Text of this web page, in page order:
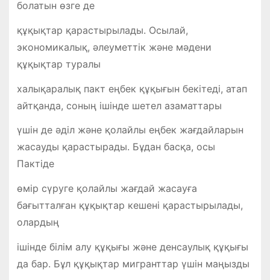
болатын өзге де
құқықтар қарастырылады. Осылай,
экономикалық, әлеуметтік және мәдени
құқықтар туралы
халықаралық пакт еңбек құқығын бекітеді, атап
айтқанда, соның ішінде шетел азаматтары
үшін де әділ және қолайлы еңбек жағдайларын
жасауды қарастырады. Бұдан басқа, осы
Пактіде
өмір сүруге қолайлы жағдай жасауға
бағытталған құқықтар кешені қарастырылады,
олардың
ішінде білім алу құқығы және денсаулық құқығы
да бар. Бұл құқықтар мигранттар үшін маңызды